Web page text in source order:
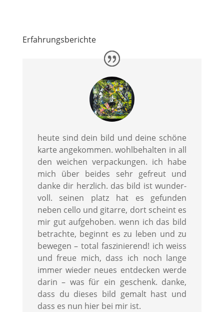
Erfahrungsberichte
heute sind dein bild und deine schöne
karte angekommen. wohlbehalten in all
den weichen verpackungen. ich habe
mich über beides sehr gefreut und
danke dir herzlich. das bild ist wunder-
voll. seinen platz hat es gefunden
neben cello und gitarre, dort scheint es
mir gut aufgehoben. wenn ich das bild
betrachte, beginnt es zu leben und zu
bewegen – total faszinierend! ich weiss
und freue mich, dass ich noch lange
immer wieder neues entdecken werde
darin – was für ein geschenk. danke,
dass du dieses bild gemalt hast und
dass es nun hier bei mir ist.